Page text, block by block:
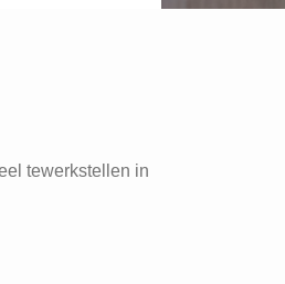
tewerkstellen in